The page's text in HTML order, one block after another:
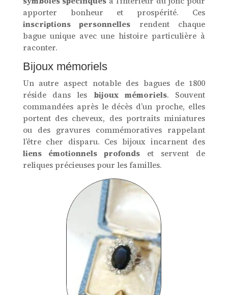
apporter bonheur et prospérité. Ces
inscriptions personnelles rendent chaque
bague unique avec une histoire particulière à
raconter.
Bijoux mémoriels
Un autre aspect notable des bagues de 1800
réside dans les bijoux mémoriels. Souvent
commandées après le décès d’un proche, elles
portent des cheveux, des portraits miniatures
ou des gravures commémoratives rappelant
l’être cher disparu. Ces bijoux incarnent des
liens émotionnels profondset servent de
reliques précieuses pour les familles.